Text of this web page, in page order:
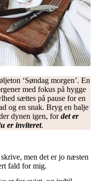
‘Søndag morgen’. En
med fokus på hygge
sættes på pause for en
og en snak. Bryg en balje
dynen igen, fordet er
er inviteret.
men det er jo næsten
fald for mig.